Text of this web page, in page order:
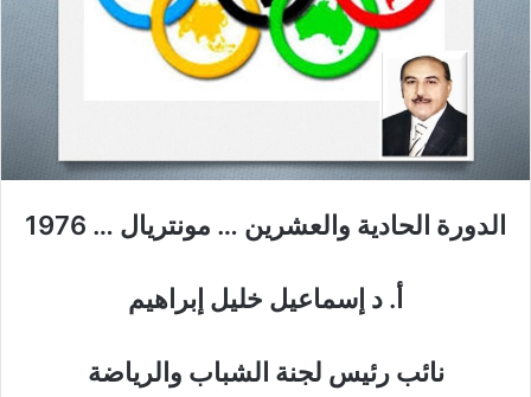
الدورة الحادية والعشرين … مونتريال … 1976
أ. د إسماعيل خليل إبراهيم
نائب رئيس لجنة الشباب والرياضة